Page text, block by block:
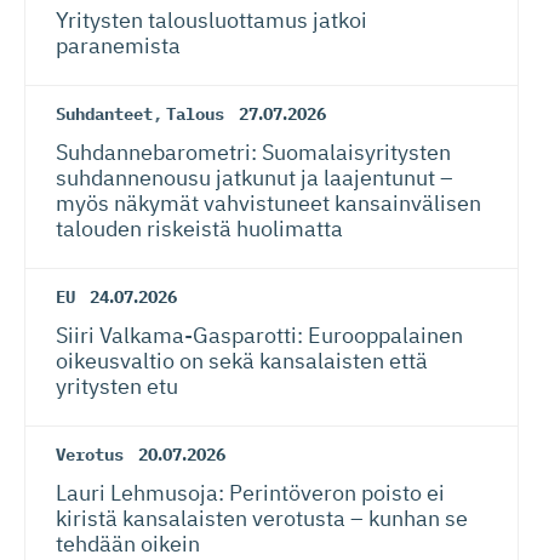
Yritysten talousluottamus jatkoi
paranemista
Suhdanteet, Talous 27.07.2026
Suhdanneba­ro­metri: Suomalaisy­ri­tysten
suhdannenousu jatkunut ja laajentunut –
myös näkymät vahvistuneet kansainvälisen
talouden riskeistä huolimatta
EU 24.07.2026
Siiri Valkama-Gas­pa­rotti: Eurooppalainen
oikeusvaltio on sekä kansalaisten että
yritysten etu
Verotus 20.07.2026
Lauri Lehmusoja: Perintöveron poisto ei
kiristä kansalaisten verotusta – kunhan se
tehdään oikein